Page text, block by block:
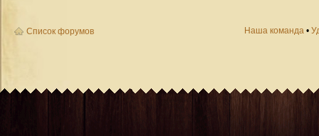
Список форумов Наша команда •